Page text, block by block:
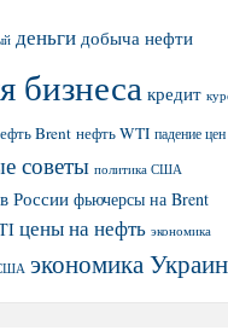
деньги добыча нефти
бизнеса кредит
Brent нефть WTI падение
советы политика США
России фьючерсы на Brent
цены на нефть экономика
экономика